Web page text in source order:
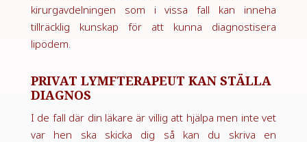
kirurgavdelningen som i vissa fall kan inneha
tillräcklig kunskap för att kunna diagnostisera
lipödem.
PRIVAT LYMFTERAPEUT KAN STÄLLA
DIAGNOS
I de fall där din läkare är villig att hjälpa men inte vet
var hen ska skicka dig så kan du skriva en